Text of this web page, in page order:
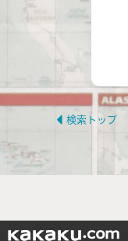
検索トップ